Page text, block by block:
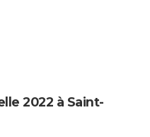
2022 à Saint-